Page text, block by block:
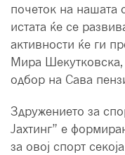
почеток на нашата
истата ќе се
активности ќе ги
Мира Шекутковска,
одбор на Сава
Здружението за
Јахтинг” е
за овој спорт